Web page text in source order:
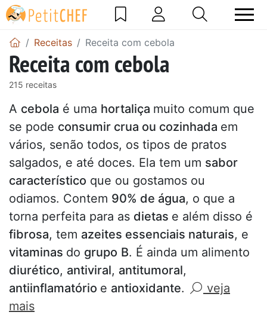
Receitas Receita com cebola
Receita com cebola
215 receitas
A cebola é uma hortaliça muito comum que
se pode consumir crua ou cozinhada em
vários, senão todos, os tipos de pratos
salgados, e até doces. Ela tem um sabor
característico que ou gostamos ou
odiamos. Contem 90% de água, o que a
torna perfeita para as dietas e além disso é
fibrosa, tem azeites essenciais naturais, e
vitaminas do grupo B. É ainda um alimento
diurético, antiviral, antitumoral,
antiinflamatório e antioxidante.
veja
mais